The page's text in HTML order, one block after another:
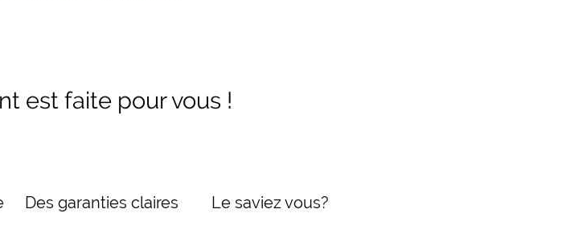
est faite pour vous !
Des garanties claires Le saviez vous?